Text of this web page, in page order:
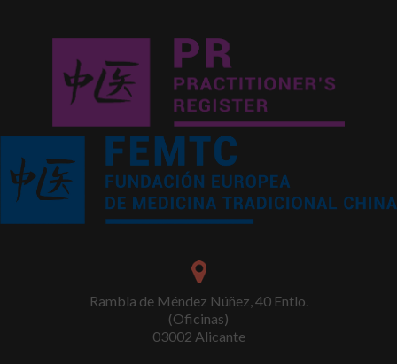
Rambla de Méndez Núñez, 40 Entlo.
(Oficinas)
03002 Alicante